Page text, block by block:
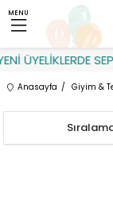
ÜYELİKLERDE
MENU
Anasayfa Giyim &